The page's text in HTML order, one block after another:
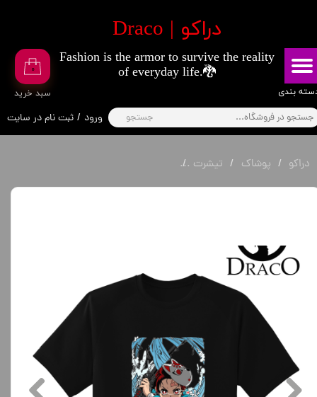
​دراکو | Draco
۰
جستجو ورود / ثبت نام در سایت
تغییر گذر واژه
سفارشات
خروج از حساب کاربری
​سبد خرید
Fashion is the armor to survive the reality
of everyday life.🐉
بندی
دراکو پوشاک تیشرت